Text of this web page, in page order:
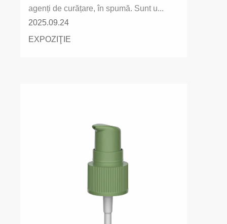
agenți de curățare, în spumă. Sunt u...
2025.09.24
EXPOZIŢIE